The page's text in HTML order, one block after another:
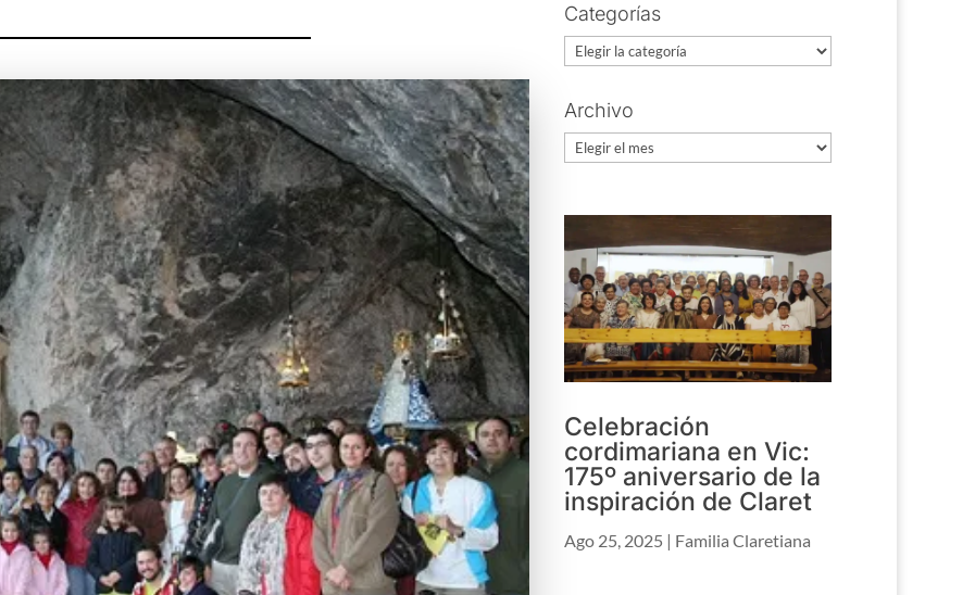
Categorías
Categorías
Archivo
Archivo
Celebración
cordimariana en Vic:
175º aniversario de la
inspiración de Claret
Ago 25, 2025 | Familia Claretiana